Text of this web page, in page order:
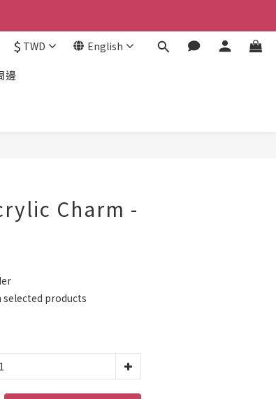
$ TWD English
邊
Charm -
selected products